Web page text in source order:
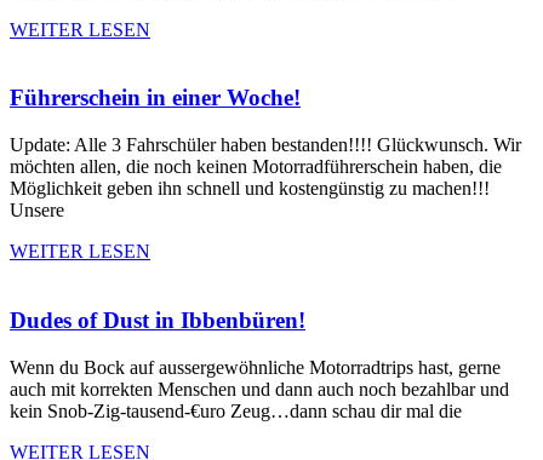
WEITER LESEN
Führerschein in einer Woche!
Update: Alle 3 Fahrschüler haben bestanden!!!! Glückwunsch. Wir
möchten allen, die noch keinen Motorradführerschein haben, die
Möglichkeit geben ihn schnell und kostengünstig zu machen!!!
Unsere
WEITER LESEN
Dudes of Dust in Ibbenbüren!
Wenn du Bock auf aussergewöhnliche Motorradtrips hast, gerne
auch mit korrekten Menschen und dann auch noch bezahlbar und
kein Snob-Zig-tausend-€uro Zeug…dann schau dir mal die
WEITER LESEN